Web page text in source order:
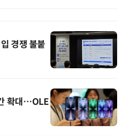
경쟁 불붙
확대…OLE